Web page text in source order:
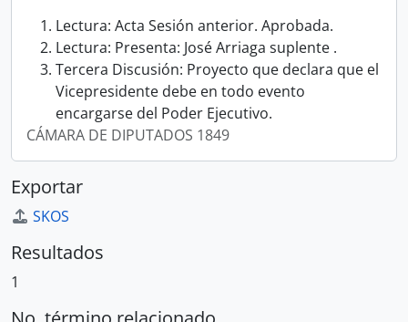
Lectura: Acta Sesión anterior. Aprobada.
Lectura: Presenta: José Arriaga suplente .
Tercera Discusión: Proyecto que declara que el
Vicepresidente debe en todo evento
encargarse del Poder Ejecutivo.
CÁMARA DE DIPUTADOS 1849
Exportar
SKOS
Resultados
1